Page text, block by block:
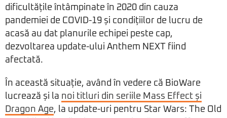
dificultățile întâmpinate în 2020 din cauza
pandemiei de COVID-19 și condițiilor de lucru de
acasă au dat planurile echipei peste cap,
dezvoltarea update-ului Anthem NEXT fiind
afectată.
În această situație, având în vedere că BioWare
lucrează și la noi titluri din seriile Mass Effect și
Dragon Age, la update-uri pentru Star Wars: The Old